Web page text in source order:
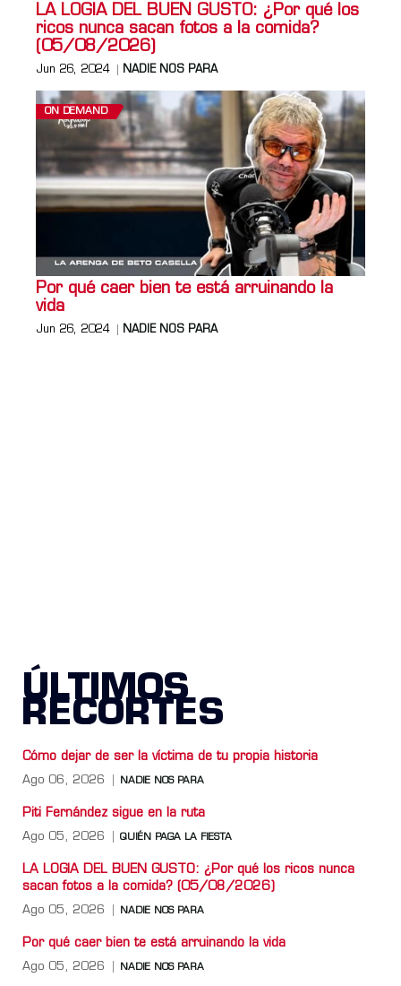
LA LOGIA DEL BUEN GUSTO: ¿Por qué los
ricos nunca sacan fotos a la comida?
(05/08/2026)
Jun 26, 2024 NADIE NOS PARA
ON DEMAND
Por qué caer bien te está arruinando la
vida
Jun 26, 2024 NADIE NOS PARA
ÚLTIMOS
RECORTES
Cómo dejar de ser la víctima de tu propia historia
Ago 06, 2026 NADIE NOS PARA
Piti Fernández sigue en la ruta
Ago 05, 2026 QUIÉN PAGA LA FIESTA
LA LOGIA DEL BUEN GUSTO: ¿Por qué los ricos nunca
sacan fotos a la comida? (05/08/2026)
Ago 05, 2026 NADIE NOS PARA
Por qué caer bien te está arruinando la vida
Ago 05, 2026 NADIE NOS PARA